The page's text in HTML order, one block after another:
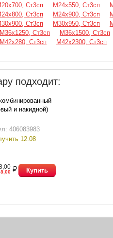
Ст3сп М24х550, Ст3сп
Ст3сп М24х900, Ст3сп
Ст3сп М30х950, Ст3сп
М36х1250, Ст3сп М36х1500, Ст3сп
М42х280, Ст3сп М42х2300, Ст3сп
подходит:
и накидной)
406083983
12.08
Купить